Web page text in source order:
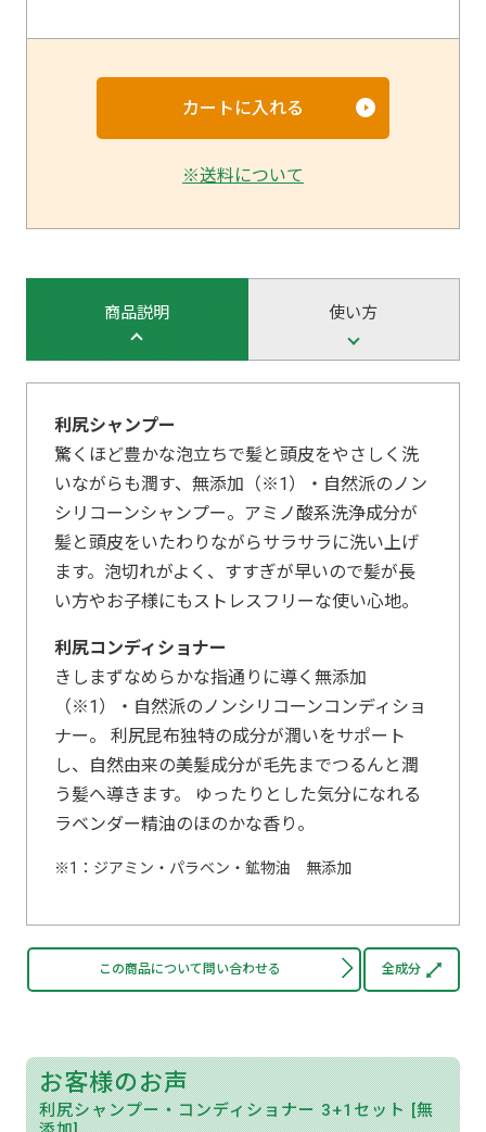
※送料について
商品説明 使い方
利尻シャンプー
驚くほど豊かな泡立ちで髪と頭皮をやさしく洗
いながらも潤す、無添加（※1）・自然派のノン
シリコーンシャンプー。アミノ酸系洗浄成分が
髪と頭皮をいたわりながらサラサラに洗い上げ
ます。泡切れがよく、すすぎが早いので髪が長
い方やお子様にもストレスフリーな使い心地。
利尻コンディショナー
きしまずなめらかな指通りに導く無添加
（※1）・自然派のノンシリコーンコンディショ
ナー。 利尻昆布独特の成分が潤いをサポート
し、自然由来の美髪成分が毛先までつるんと潤
う髪へ導きます。 ゆったりとした気分になれる
ラベンダー精油のほのかな香り。
1：ジアミン・パラベン・鉱物油 無添加
この商品について問い合わせる 全成分
お客様のお声
利尻シャンプー・コンディショナー 3+1セット [無